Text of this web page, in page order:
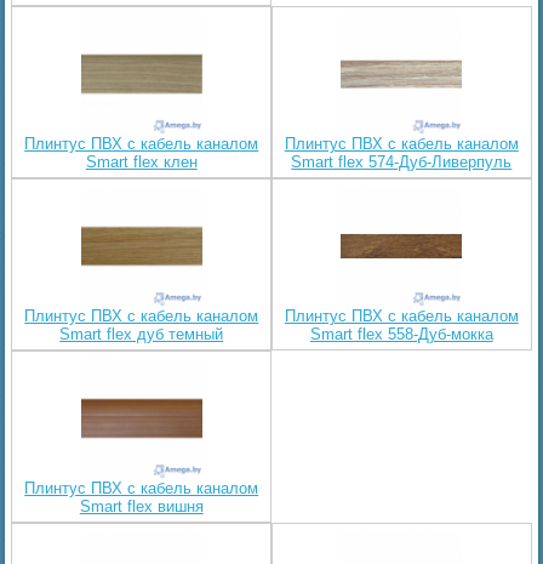
Плинтус ПВХ с кабель каналом
Smart flex клен
Плинтус ПВХ с кабель каналом
Smart flex 574-Дуб-Ливерпуль
Плинтус ПВХ с кабель каналом
Smart flex дуб темный
Плинтус ПВХ с кабель каналом
Smart flex 558-Дуб-мокка
Плинтус ПВХ с кабель каналом
Smart flex вишня